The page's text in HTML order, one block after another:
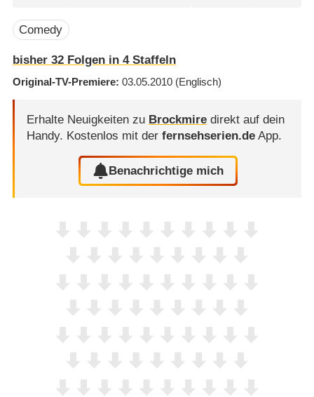
Comedy
bisher 32Folgen in 4Staffeln
Original-TV-Premiere 03.05.2010 (Englisch)
Erhalte Neuigkeiten zu Brockmiredirekt auf dein
Handy. Kostenlos mit der fernsehserien.deApp.
Benachrichtige mich